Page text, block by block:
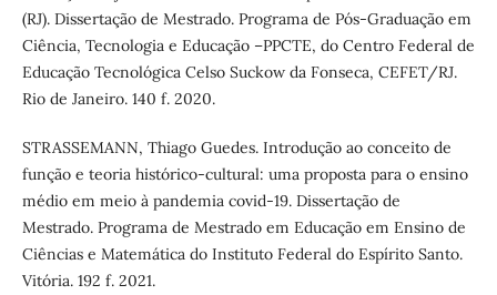
(RJ). Dissertação de Mestrado. Programa de Pós-Graduação em
Ciência, Tecnologia e Educação –PPCTE, do Centro Federal de
Educação Tecnológica Celso Suckow da Fonseca, CEFET/RJ.
Rio de Janeiro. 140 f. 2020.
STRASSEMANN, Thiago Guedes. Introdução ao conceito de
função e teoria histórico-cultural: uma proposta para o ensino
médio em meio à pandemia covid-19. Dissertação de
Mestrado. Programa de Mestrado em Educação em Ensino de
Ciências e Matemática do Instituto Federal do Espírito Santo.
Vitória. 192 f. 2021.